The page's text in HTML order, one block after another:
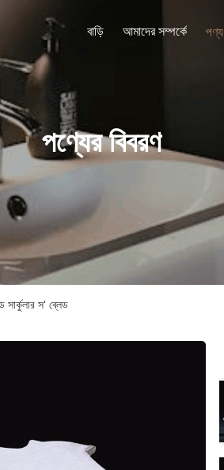
বাড়ি আমাদের সম্পর্কে পণ্য
পণ্যের বিবরণ
সার্কুলার স' ব্লেড